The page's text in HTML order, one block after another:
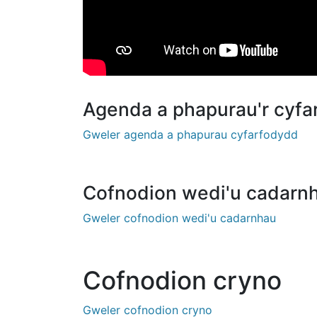
Agenda a phapurau'r
Gweler agenda a phapurau cyfarfodydd
Cofnodion wedi'u
Gweler cofnodion wedi'u cadarnhau
Cofnodion cryno
Gweler cofnodion cryno